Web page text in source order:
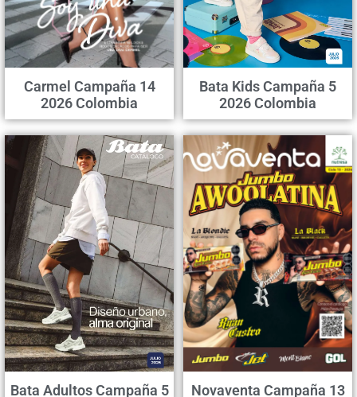
Carmel Campaña 14
2026 Colombia
Bata Kids Campaña 5
2026 Colombia
Bata Adultos Campaña 5
Novaventa Campaña 13